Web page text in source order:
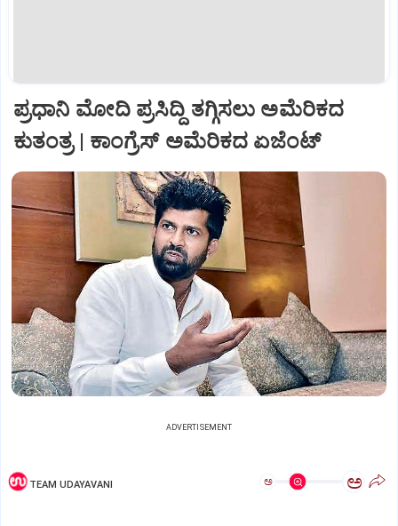
ಪ್ರಧಾನಿ ಮೋದಿ ಪ್ರಸಿದ್ದಿ ತಗ್ಗಿಸಲು ಅಮೆರಿಕದ
ಕುತಂತ್ರ | ಕಾಂಗ್ರೆಸ್‌ ಅಮೆರಿಕದ ಏಜೆಂಟ್‌
ADVERTISEMENT
TEAM UDAYAVANI ಅ ಅ